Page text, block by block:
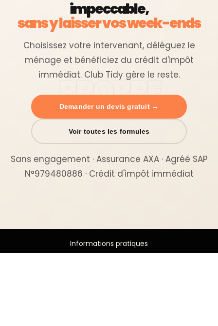
impeccable,
sans y laisser vos week-ends
Choisissez votre intervenant, déléguez le
ménage et bénéficiez du crédit d'impôt
immédiat. Club Tidy gère le reste.
Demander un devis gratuit →
Voir toutes les formules
Sans engagement · Assurance AXA · Agréé SAP
N°979480886 · Crédit d'impôt immédiat
Informations pratiques